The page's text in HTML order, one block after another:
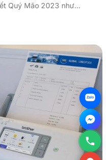
Quý Mão 2023 như...
Zalo